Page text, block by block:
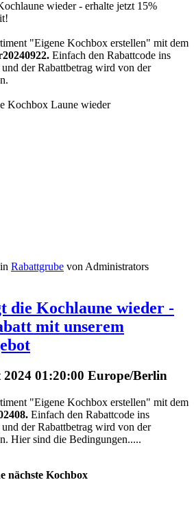
wieder - erhalte jetzt 15%
"Eigene Kochbox erstellen" mit dem
Einfach den Rabattcode ins
der Rabattbetrag wird von der
Rabattgrube von Administrators
die Kochlaune wieder -
mit unserem
2024 01:20:00 Europe/Berlin
"Eigene Kochbox erstellen" mit dem
Einfach den Rabattcode ins
der Rabattbetrag wird von der
Hier sind die Bedingungen.....